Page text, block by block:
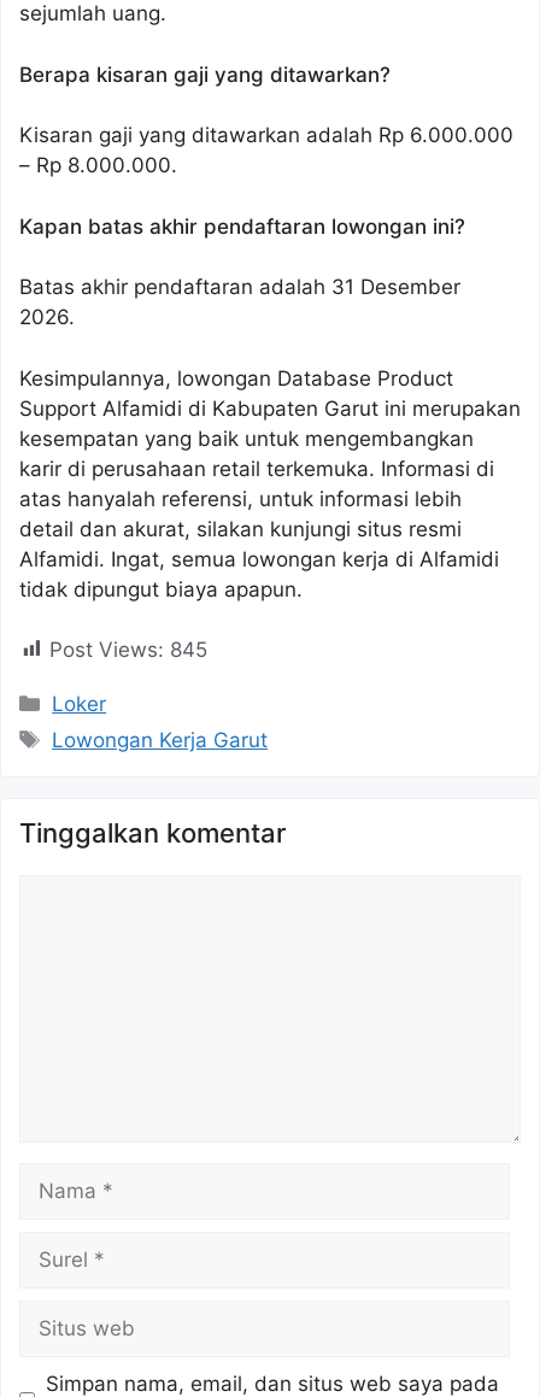
sejumlah uang.
Berapa kisaran gaji yang ditawarkan?
Kisaran gaji yang ditawarkan adalah Rp 6.000.000
– Rp 8.000.000.
Kapan batas akhir pendaftaran lowongan ini?
Batas akhir pendaftaran adalah 31 Desember
2026.
Kesimpulannya, lowongan Database Product
Support Alfamidi di Kabupaten Garut ini merupakan
kesempatan yang baik untuk mengembangkan
karir di perusahaan retail terkemuka. Informasi di
atas hanyalah referensi, untuk informasi lebih
detail dan akurat, silakan kunjungi situs resmi
Alfamidi. Ingat, semua lowongan kerja di Alfamidi
tidak dipungut biaya apapun.
Post Views: 845
Kategori
Loker
Tag
Lowongan Kerja Garut
Tinggalkan komentar
Nama
Surel
Situs
web
Simpan nama, email, dan situs web saya pada